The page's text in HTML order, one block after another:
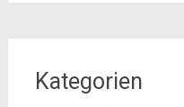
Kategorien